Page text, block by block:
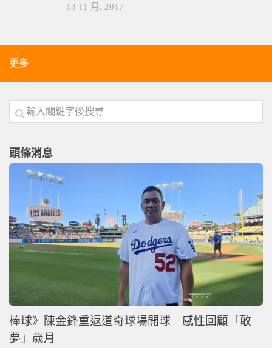
13 11 月, 2017
更多
頭條消息
棒球》陳金鋒重返道奇球場開球 感性回顧「敢
夢」歲月